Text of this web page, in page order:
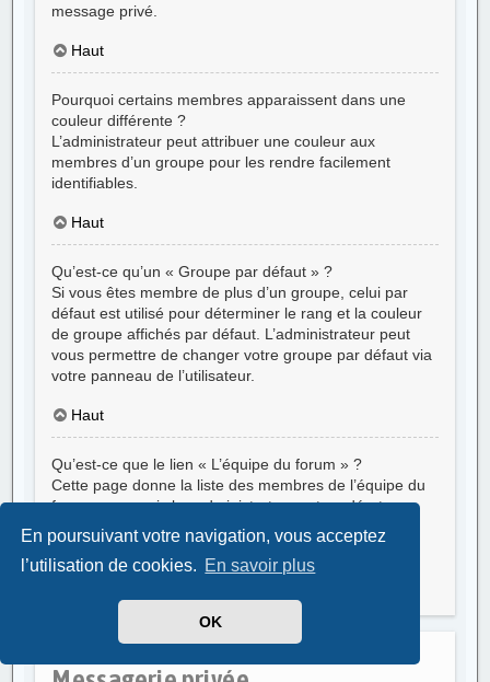
En poursuivant votre navigation, vous acceptez
l’utilisation de cookies. En savoir plus
OK
message privé.
Haut
Pourquoi certains membres apparaissent dans une
couleur différente ?
L’administrateur peut attribuer une couleur aux
membres d’un groupe pour les rendre facilement
identifiables.
Haut
Qu’est-ce qu’un « Groupe par défaut » ?
Si vous êtes membre de plus d’un groupe, celui par
défaut est utilisé pour déterminer le rang et la couleur
de groupe affichés par défaut. L’administrateur peut
vous permettre de changer votre groupe par défaut via
votre panneau de l’utilisateur.
Haut
Qu’est-ce que le lien « L’équipe du forum » ?
Cette page donne la liste des membres de l’équipe du
forum, y compris les administrateurs et modérateurs
ainsi que d’autres détails tels que les forums qu’ils
modèrent.